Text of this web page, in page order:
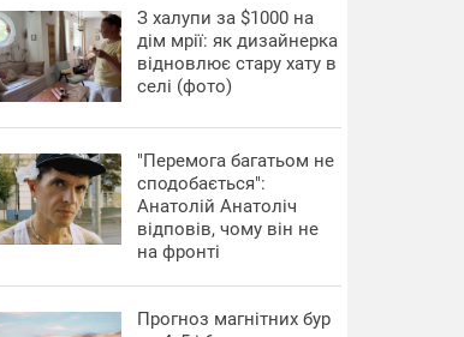
З халупи за $1000 на
дім мрії: як дизайнерка
відновлює стару хату в
селі (фото)
"Перемога багатьом не
сподобається":
Анатолій Анатоліч
відповів, чому він не
на фронті
Прогноз магнітних бур